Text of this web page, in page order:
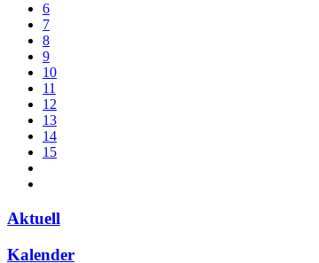
6
7
8
9
10
11
12
13
14
15
Aktuell
Kalender